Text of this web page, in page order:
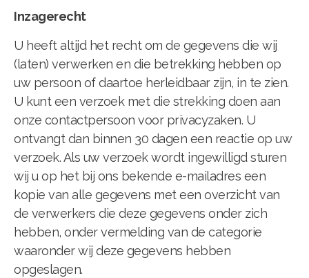
Inzagerecht
U heeft altijd het recht om de gegevens die wij
(laten) verwerken en die betrekking hebben op
uw persoon of daartoe herleidbaar zijn, in te zien.
U kunt een verzoek met die strekking doen aan
onze contactpersoon voor privacyzaken. U
ontvangt dan binnen 30 dagen een reactie op uw
verzoek. Als uw verzoek wordt ingewilligd sturen
wij u op het bij ons bekende e-mailadres een
kopie van alle gegevens met een overzicht van
de verwerkers die deze gegevens onder zich
hebben, onder vermelding van de categorie
waaronder wij deze gegevens hebben
opgeslagen.